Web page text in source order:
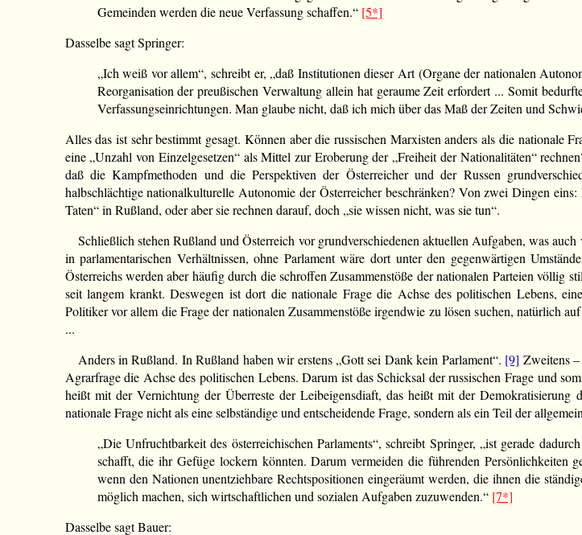
Gemeinden werden die neue Verfassung schaffen.“ [5*]
Dasselbe sagt Springer:
„Ich weiß vor allem“, schreibt er, „daß Institutionen dieser Art (Organe der nationalen
Reorganisation der preußischen Verwaltung allein hat geraume Zeit erfordert ... Somit
Verfassungseinrichtungen. Man glaube nicht, daß ich mich über das Maß der Zeiten und
Alles das ist sehr bestimmt gesagt. Können aber die russischen Marxisten anders als die nationale
eine „Unzahl von Einzelgesetzen“ als Mittel zur Eroberung der „Freiheit der Nationalitäten“
daß die Kampfmethoden und die Perspektiven der Österreicher und der Russen
halbschlächtige nationalkulturelle Autonomie der Österreicher beschränken? Von zwei Dingen
Taten“ in Rußland, oder aber sie rechnen darauf, doch „sie wissen nicht, was sie tun“.
Schließlich stehen Rußland und Österreich vor grundverschiedenen aktuellen Aufgaben, was
in parlamentarischen Verhältnissen, ohne Parlament wäre dort unter den gegenwärtigen
Österreichs werden aber häufig durch die schroffen Zusammenstöße der nationalen Parteien völlig
seit langem krankt. Deswegen ist dort die nationale Frage die Achse des politischen Lebens,
Politiker vor allem die Frage der nationalen Zusammenstöße irgendwie zu lösen suchen, natürlich
...
Anders in Rußland. In Rußland haben wir erstens „Gott sei Dank kein Parlament“. [9] Zweitens
Agrarfrage die Achse des politischen Lebens. Darum ist das Schicksal der russischen Frage und
heißt mit der Vernichtung der Überreste der Leibeigensdiaft, das heißt mit der
nationale Frage nicht als eine selbständige und entscheidende Frage, sondern als ein Teil der
„Die Unfruchtbarkeit des österreichischen Parlaments“, schreibt Springer, „ist gerade
schafft, die ihr Gefüge lockern könnten. Darum vermeiden die führenden Persönlichkeiten
wenn den Nationen unentziehbare Rechtspositionen eingeräumt werden, die ihnen die
möglich machen, sich wirtschaftlichen und sozialen Aufgaben zuzuwenden.“ [7*]
Dasselbe sagt Bauer: